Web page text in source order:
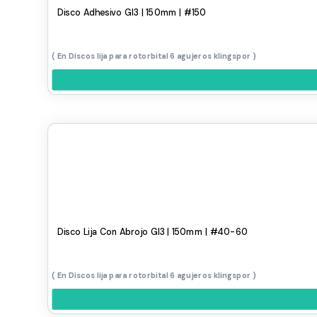
Disco Adhesivo Gl3 | 150mm | #150
Discos lija para rotorbital 6 agujeros klingspor
Disco Lija Con Abrojo Gl3 | 150mm | #40-60
Discos lija para rotorbital 6 agujeros klingspor